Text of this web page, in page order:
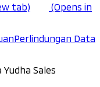
tab)
(Opens in
Perlindungan Data
Sales